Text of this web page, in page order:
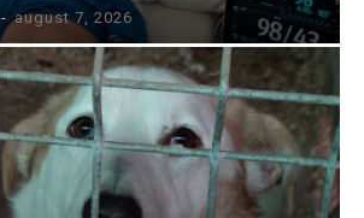
- august 7, 2026